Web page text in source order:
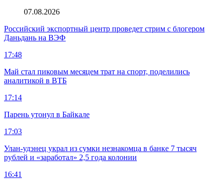
07.08.2026
Российский экспортный центр проведет стрим с блогером
Даньдань на ВЭФ
17:48
Май стал пиковым месяцем трат на спорт, поделились
аналитикой в ВТБ
17:14
Парень утонул в Байкале
17:03
Улан-удэнец украл из сумки незнакомца в банке 7 тысяч
рублей и «заработал» 2,5 года колонии
16:41